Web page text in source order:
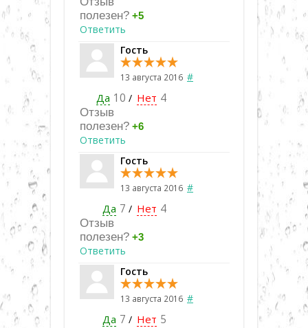
полезен? +5
Ответить
Гость
13 августа 2016 #
Да 10 / Нет 4
Отзыв
полезен? +6
Ответить
Гость
13 августа 2016 #
Да 7 / Нет 4
Отзыв
полезен? +3
Ответить
Гость
13 августа 2016 #
Да 7 / Нет 5